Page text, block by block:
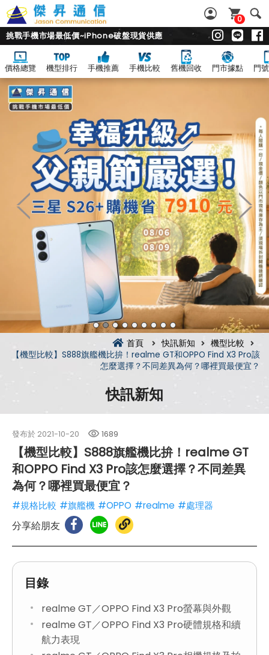
0
挑戰手機市場最低價~iPhone破盤現貨供應
價格總覽 機型排行 手機推薦 手機比較 舊機回收 門市據點 門
首頁 快訊新知
機型比較
【機型比較】S888旗艦機比拚！realme GT和OPPO Find X3 Pro該
怎麼選擇？不同差異為何？哪裡買最便宜？
快訊新知
發布於 2021-10-20 1689
【機型比較】S888旗艦機比拚！realme GT
和OPPO Find X3 Pro該怎麼選擇？不同差異
為何？哪裡買最便宜？
#規格比較 #旗艦機 #OPPO #realme #處理器
分享給朋友
目錄
realme GT／OPPO Find X3 Pro螢幕與外觀
realme GT／OPPO Find X3 Pro硬體規格和續
航力表現